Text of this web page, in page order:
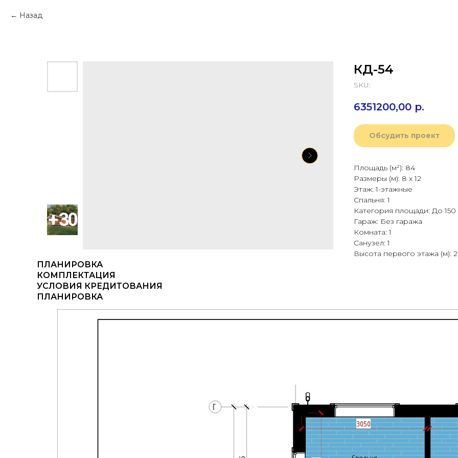
Назад
КД-54
SKU:
6351200,00 р.
Обсудить проект
Площадь (м²): 84
Размеры (м): 8 х 12
Этаж: 1-этажные
Спальня: 1
Категория площади: До 150
Гараж: Без гаража
Комната: 1
Санузел: 1
Высота первого этажа (м):
ПЛАНИРОВКА
КОМПЛЕКТАЦИЯ
УСЛОВИЯ КРЕДИТОВАНИЯ
ПЛАНИРОВКА